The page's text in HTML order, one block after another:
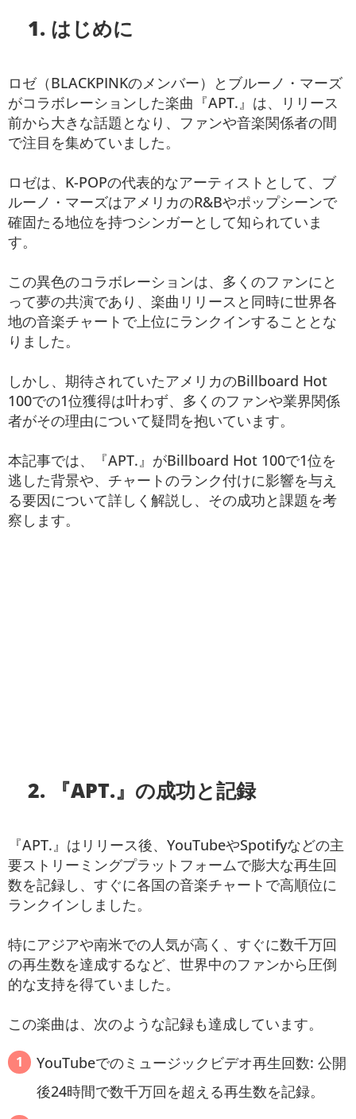
1. はじめに
ロゼ（BLACKPINKのメンバー）とブルーノ・マーズ
がコラボレーションした楽曲『APT.』は、リリース
前から大きな話題となり、ファンや音楽関係者の間
で注目を集めていました。
ロゼは、K-POPの代表的なアーティストとして、ブ
ルーノ・マーズはアメリカのR&Bやポップシーンで
確固たる地位を持つシンガーとして知られていま
す。
この異色のコラボレーションは、多くのファンにと
って夢の共演であり、楽曲リリースと同時に世界各
地の音楽チャートで上位にランクインすることとな
りました。
しかし、期待されていたアメリカのBillboard Hot
100での1位獲得は叶わず、多くのファンや業界関係
者がその理由について疑問を抱いています。
本記事では、『APT.』がBillboard Hot 100で1位を
逃した背景や、チャートのランク付けに影響を与え
る要因について詳しく解説し、その成功と課題を考
察します。
2. 『APT.』の成功と記録
『APT.』はリリース後、YouTubeやSpotifyなどの主
要ストリーミングプラットフォームで膨大な再生回
数を記録し、すぐに各国の音楽チャートで高順位に
ランクインしました。
特にアジアや南米での人気が高く、すぐに数千万回
の再生数を達成するなど、世界中のファンから圧倒
的な支持を得ていました。
この楽曲は、次のような記録も達成しています。
YouTubeでのミュージックビデオ再生回数: 公開
後24時間で数千万回を超える再生数を記録。